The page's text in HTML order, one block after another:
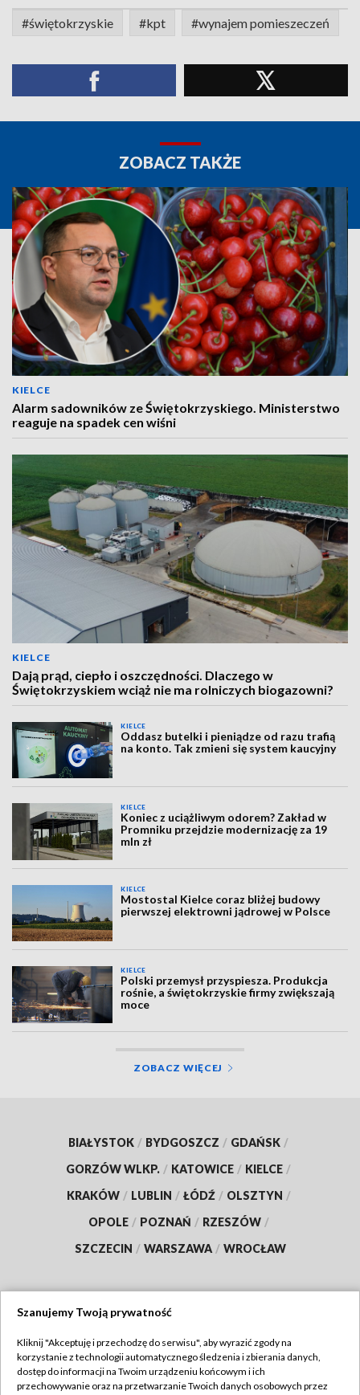
#świętokrzyskie #kpt #wynajem pomieszeczeń
ZOBACZ TAKŻE
KIELCE
Alarm sadowników ze Świętokrzyskiego. Ministerstwo
reaguje na spadek cen wiśni
KIELCE
Dają prąd, ciepło i oszczędności. Dlaczego w
Świętokrzyskiem wciąż nie ma rolniczych biogazowni?
KIELCE
Oddasz butelki i pieniądze od razu trafią
na konto. Tak zmieni się system kaucyjny
KIELCE
Koniec z uciążliwym odorem? Zakład w
Promniku przejdzie modernizację za 19
mln zł
KIELCE
Mostostal Kielce coraz bliżej budowy
pierwszej elektrowni jądrowej w Polsce
KIELCE
Polski przemysł przyspiesza. Produkcja
rośnie, a świętokrzyskie firmy zwiększają
moce
ZOBACZ WIĘCEJ
BIAŁYSTOK / BYDGOSZCZ / GDAŃSK /
GORZÓW WLKP. / KATOWICE / KIELCE /
KRAKÓW / LUBLIN / ŁÓDŹ / OLSZTYN /
OPOLE / POZNAŃ / RZESZÓW /
SZCZECIN / WARSZAWA / WROCŁAW
TVP
Abonament TVP
Regulamin TVP
Szanujemy Twoją prywatność
Kliknij "Akceptuję i przechodzę do serwisu", aby wyrazić zgody na
korzystanie z technologii automatycznego śledzenia i zbierania danych,
dostęp do informacji na Twoim urządzeniu końcowym i ich
przechowywanie oraz na przetwarzanie Twoich danych osobowych przez